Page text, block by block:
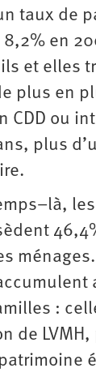
taux de
en
et elles
plus en
CDD ou
plus
:
de